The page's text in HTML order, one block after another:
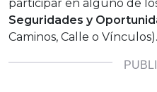
participar en alguno de
Seguridades y
Caminos, Calle o Vínculos).